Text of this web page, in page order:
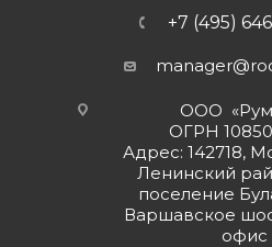
+7 (495)
ООО
ОГРН
Адрес: 142718,
Ленинский
поселение
Варшавское
офис